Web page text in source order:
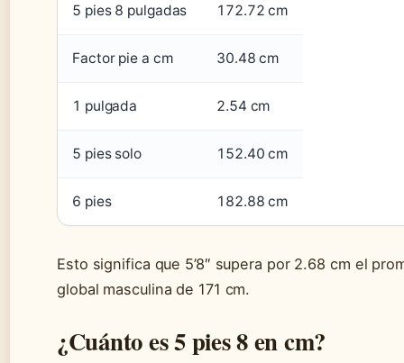
5 pies 8 pulgadas 172.72 cm
Factor pie a cm 30.48 cm
1 pulgada 2.54 cm
5 pies solo 152.40 cm
6 pies 182.88 cm
Esto significa que 5’8″ supera por 2.68 cm el
global masculina de 171 cm.
¿Cuánto es 5 pies 8 en cm?